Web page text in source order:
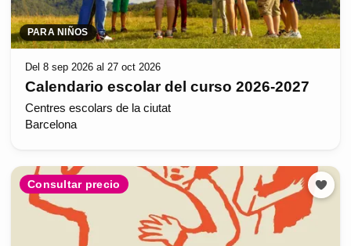
PARA NIÑOS
Del 8 sep 2026 al 27 oct 2026
Calendario escolar del curso 2026-2027
Centres escolars de la ciutat
Barcelona
Consultar precio